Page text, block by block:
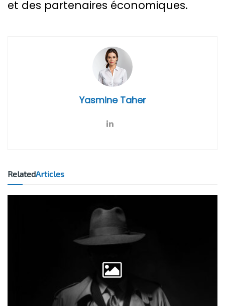
et des partenaires économiques.
Yasmine Taher
RelatedArticles